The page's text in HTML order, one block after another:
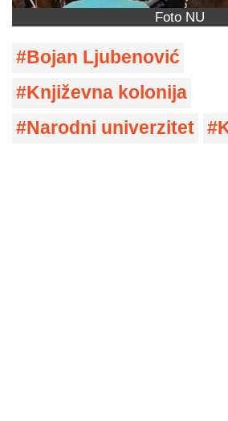
Foto NU
Bojan Ljubenović
Književna kolonija
Narodni univerzitet